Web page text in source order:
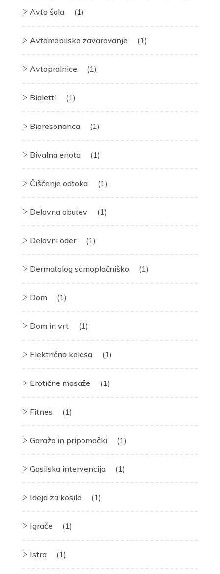
Avto šola (1)
Avtomobilsko zavarovanje (1)
Avtopralnice (1)
Bialetti (1)
Bioresonanca (1)
Bivalna enota (1)
Čiščenje odtoka (1)
Delovna obutev (1)
Delovni oder (1)
Dermatolog samoplačniško (1)
Dom (1)
Dom in vrt (1)
Električna kolesa (1)
Erotične masaže (1)
Fitnes (1)
Garaža in pripomočki (1)
Gasilska intervencija (1)
Ideja za kosilo (1)
Igrače (1)
Istra (1)